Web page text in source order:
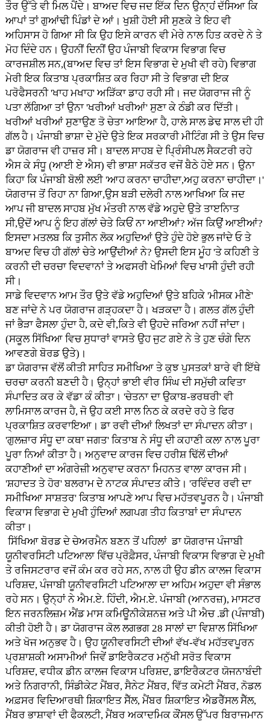
ਤੌਰ ਉੱਤੇ ਵੀ ਮਿਲ ਪੈਂਦੇ। ਬਾਅਦ ਵਿਚ ਜਦ ਇੱਕ ਦਿਨ ਉਨਾ੍ਹਂ ਦੱਸਿਆ ਕਿ
ਆਪਾਂ ਤਾਂ ਗੁਆਂਢੀ ਪਿੰਡਾਂ ਦੇ ਆਂ। ਖੁਸ਼ੀ ਹੋਈ ਸੀ ਸੁਣਕੇ ਤੇ ਇਹ ਵੀ
ਅਹਿਸਾਸ ਹੋ ਗਿਆ ਸੀ ਕਿ ਉਹ ਇਸੇ ਕਾਰਨ ਵੀ ਮੇਰੇ ਨਾਲ ਹਿਤ ਕਰਦੇ ਨੇ ਤੇ
ਮੋਹ ਦਿੰਦੇ ਹਨ। ਉਹਨੀਂ ਦਿਨੀਂ ਉਹ ਪੰਜਾਬੀ ਵਿਕਾਸ ਵਿਭਾਗ ਵਿਚ
ਕਾਰਜਸ਼ੀਲ ਸਨ,(ਬਾਅਦ ਵਿਚ ਤਾਂ ਇਸ ਵਿਭਾਗ ਦੇ ਮੁਖੀ ਵੀ ਰਹੇ) ਵਿਭਾਗ
ਮੇਰੀ ਇਕ ਕਿਤਾਬ ਪ੍ਰਕਾਸ਼ਿਤ ਕਰ ਰਿਹਾ ਸੀ ਤੇ ਵਿਭਾਗ ਦੀ ਇਕ
ਪਰੋਫੈਸਰਨੀ 'ਖਾਹ ਮਖਾਹ' ਅੜਿੱਕਾ ਡਾਹ ਰਹੀ ਸੀ। ਜਦ ਯੋਗਰਾਜ ਜੀ ਨੂੰ
ਪਤਾ ਲੱਗਿਆ ਤਾਂ ਉਨਾ 'ਖਰੀਆਂ ਖਰੀਆਂ' ਸੁਣਾ ਕੇ ਠੰਡੀ ਕਰ ਦਿੱਤੀ।
ਖਰੀਆਂ ਖਰੀਆਂ ਸੁਣਾਉਣ ਤੋ ਚੇਤਾ ਆਇਆ ਹੈ, ਹਾਲੇ ਸਾਲ ਡੇਢ ਸਾਲ ਦੀ ਹੀ
ਗੱਲ ਹੈ। ਪੰਜਾਬੀ ਭਾਸ਼ਾ ਦੇ ਮੁੱਦੇ ਉਤੇ ਇਕ ਸਰਕਾਰੀ ਮੀਟਿੰਗ ਸੀ ਤੇ ਉਸ ਵਿਚ
ਡਾ ਯੋਗਰਾਜ ਵੀ ਹਾਜ਼ਰ ਸੀ। ਬਾਦਲ ਸਾਹਬ ਦੇ ਪ੍ਰਿੰਸੀਪਲ ਸੈਕਟਰੀ ਰਹੇ
ਐਸ ਕੇ ਸੰਧੂ (ਆਈ ਏ ਐਸ) ਵੀ ਭਾਸ਼ਾ ਸਕੱਤਰ ਵਜੋਂ ਬੈਠੇ ਹੋਏ ਸਨ। ਉਨਾ
ਕਿਹਾ ਕਿ ਪੰਜਾਬੀ ਬੋਲੀ ਲਈ 'ਆਹ ਕਰਨਾ ਚਾਹੀਦਾ,ਅਹੁ ਕਰਨਾ ਚਾਹੀਦਾ।'
ਯੋਗਰਾਜ ਤੋਂ ਰਿਹਾ ਨਾ ਗਿਆ,ਉਸ ਬੜੀ ਦਲੇਰੀ ਨਾਲ ਆਖਿਆ ਕਿ ਜਦ
ਆਪ ਜੀ ਬਾਦਲ ਸਾਹਬ ਮੁੱਖ ਮੰਤਰੀ ਨਾਲ ਵੱਡੇ ਅਹੁਦੇ ਉਤੇ ਤਾੲਨਿਾਤ
ਸੀ,ਉਦੋਂ ਆਪ ਨੂੰ ਇਹ ਗੱਲਾਂ ਚੇਤੇ ਕਿਓਂ ਨਾ ਆਈਆਂ? ਅੱਜ ਕਿਉਂ ਆਈਆਂ?
ਇਸਦਾ ਮਤਲਬ ਕਿ ਤੁਸੀਨ ਲੋਕ ਅਹੁਦਿਆਂ ਉਤੇ ਹੁੰਦੇ ਹੋਏ ਭੁਲ ਜਾਂਦੇ ਓ ਤੇ
ਬਾਅਦ ਵਿਚ ਹੀ ਗੱਲਾਂ ਚੇਤੇ ਆਉਂਦੀਆਂ ਨੇ? ਉਸਦੀ ਇਸ ਮੂੰਹ 'ਤੇ ਕਹਿਣੀ ਤੇ
ਕਰਨੀ ਦੀ ਚਰਚਾ ਵਿਦਵਾਨਾਂ ਤੇ ਅਫਸਰੀ ਖੇਮਿਆਂ ਵਿਚ ਖਾਸੀ ਹੁੰਦੀ ਰਹੀ
ਸੀ।
ਸਾਡੇ ਵਿਦਵਾਨ ਆਮ ਤੌਰ ਉਤੇ ਵੱਡੇ ਅਹੁਦਿਆਂ ਉਤੇ ਬਹਿਕੇ 'ਮੀਸਕ ਮੀਣੇ'
ਬਣ ਜਾਂਦੇ ਨੇ ਪਰ ਯੋਗਰਾਜ ਗੜ੍ਹਕਦਾ ਹੈ। ਖੜਕਦਾ ਹੈ। ਗਲਤ ਗੱਲ ਹੁੰਦੀ
ਜਾਂ ਭੈੜਾ ਫੈਸਲਾ ਹੁੰਦਾ ਹੈ, ਕਦੇ ਵੀ,ਕਿਤੇ ਵੀ ਉਹਦੇ ਜਰਿਆ ਨਹੀਂ ਜਾਂਦਾ।
(ਸਕੂਲ ਸਿੱਖਿਆ ਵਿਚ ਸੁਧਾਰਾਂ ਵਾਸਤੇ ਉਹ ਜੁਟ ਗਏ ਨੇ ਤੇ ਹੁਣ ਚੰਗੇ ਦਿਨ
ਆਵਣਗੇ ਬੋਰਡ ਉਤੇ)।
ਡਾ ਯੋਗਰਾਜ ਵੱਲੋਂ ਕੀਤੀ ਸਾਹਿਤ ਸਮੀਖਿਆ ਤੇ ਕੁਝ ਪੁਸਤਕਾਂ ਬਾਰੇ ਵੀ ਇੱਥੇ
ਚਰਚਾ ਕਰਨੀ ਬਣਦੀ ਹੈ। ਉਨ੍ਹਾਂ ਭਾਈ ਵੀਰ ਸਿੰਘ ਦੀ ਸਮੁੱਚੀ ਕਵਿਤਾ
ਸੰਪਾਦਿਤ ਕਰ ਕੇ ਵੱਡਾ ਕੰ ਕੀਤਾ। 'ਚੇਤਨਾ ਦਾ ਉਕਾਬ-ਭਰਥਰੀ' ਵੀ
ਲਾਮਿਸਾਲ ਕਾਰਜ ਹੈ, ਜੋ ਉਹ ਕਈ ਸਾਲ ਨਿਠ ਕੇ ਕਰਦੇ ਰਹੇ ਤੇ ਫਿਰ
ਪ੍ਰਕਾਸ਼ਿਤ ਕਰਵਾਇਆ। ਡਾ ਰਵੀ ਦੀਆਂ ਲਿਖਤਾਂ ਦਾ ਸੰਪਾਦਨ ਕੀਤਾ।
'ਗੁਲਜ਼ਾਰ ਸੰਧੂ ਦਾ ਕਥਾ ਜਗਤ' ਕਿਤਾਬ ਨੇ ਸੰਧੂ ਦੀ ਕਹਾਣੀ ਕਲਾ ਨਾਲ ਪੂਰਾ
ਪੂਰਾ ਨਿਆਂ ਕੀਤਾ ਹੈ। ਅਨੁਵਾਦ ਕਾਰਜ ਵਿਚ ਹਰੀਸ਼ ਢਿੱਲੋਂ ਦੀਆਂ
ਕਹਾਣੀਆਂ ਦਾ ਅੰਗਰੇਜ਼ੀ ਅਨੁਵਾਦ ਕਰਨਾ ਮਿਹਨਤ ਵਾਲਾ ਕਾਰਜ ਸੀ।
'ਸ਼ਹਾਦਤ ਤੇ ਹੋਰ' ਬਲਰਾਮ ਦੇ ਨਾਟਕ ਸੰਪਾਦਤ ਕੀਤੇ। 'ਰਵਿੰਦਰ ਰਵੀ ਦਾ
ਸਮੀਖਿਆ ਸਾਸ਼ਤਰ' ਕਿਤਾਬ ਆਪਣੇ ਆਪ ਵਿਚ ਮਹੱਤਵਪੂਰਨ ਹੈ। ਪੰਜਾਬੀ
ਵਿਕਾਸ ਵਿਭਾਗ ਦੇ ਮੁਖੀ ਹੁੰਦਿਆਂ ਲਗਪਗ ਤੀਹ ਕਿਤਾਬਾਂ ਦਾ ਸੰਪਾਦਨ
ਕੀਤਾ।
ਸਿੱਖਿਆ ਬੋਰਡ ਦੇ ਚੇਅਰਮੈਨ ਬਣਨ ਤੋਂ ਪਹਿਲਾਂ ਡਾ ਯੋਗਰਾਜ ਪੰਜਾਬੀ
ਯੂਨੀਵਰਸਿਟੀ ਪਟਿਆਲਾ ਵਿੱਚ ਪ੍ਰੋਫ਼ੈਸਰ, ਪੰਜਾਬੀ ਵਿਕਾਸ ਵਿਭਾਗ ਦੇ ਮੁਖੀ
ਤੇ ਰਜਿਸਟਰਾਰ ਵਜੋਂ ਕੰਮ ਕਰ ਰਹੇ ਸਨ, ਨਾਲ ਹੀ ਉਹ ਡੀਨ ਕਾਲਜ ਵਿਕਾਸ
ਪਰਿਸ਼ਦ, ਪੰਜਾਬੀ ਯੂਨੀਵਰਸਿਟੀ ਪਟਿਆਲਾ ਦਾ ਅਹਿਮ ਅਹੁਦਾ ਵੀ ਸੰਭਾਲ
ਰਹੇ ਸਨ। ਉਨ੍ਹਾਂ ਨੇ ਐਮ.ਏ. ਹਿੰਦੀ, ਐਮ.ਏ. ਪੰਜਾਬੀ (ਆਨਰਜ਼), ਮਾਸਟਰ
ਇਨ ਜਰਨਲਿਜ਼ਮ ਐਂਡ ਮਾਸ ਕਮਿਊਨੀਕੇਸ਼ਨਜ਼ ਅਤੇ ਪੀ ਐਚ .ਡੀ (ਪੰਜਾਬੀ)
ਕੀਤੀ ਹੋਈ ਹੈ। ਡਾ ਯੋਗਰਾਜ ਕੋਲ ਲਗਭਗ 28 ਸਾਲਾਂ ਦਾ ਵਿਸ਼ਾਲ ਸਿੱਖਿਆ
ਅਤੇ ਖੋਜ ਅਨੁਭਵ ਹੈ। ਉਹ ਯੂਨੀਵਰਸਿਟੀ ਦੀਆਂ ਵੱਖ-ਵੱਖ ਮਹੱਤਵਪੂਰਨ
ਪ੍ਰਸ਼ਾਸ਼ਕੀ ਅਸਾਮੀਆਂ ਜਿਵੇਂ ਡਾਇਰੈਕਟਰ ਮਨੁੱਖੀ ਸਰੋਤ ਵਿਕਾਸ
ਪਰਿਸ਼ਦ, ਵਧੀਕ ਡੀਨ ਕਾਲਜ ਵਿਕਾਸ ਪਰਿਸ਼ਦ, ਡਾਇਰੈਕਟਰ ਯੋਜਨਾਬੰਦੀ
ਅਤੇ ਨਿਗਰਾਨੀ, ਸਿੰਡੀਕੇਟ ਮੈਂਬਰ, ਸੈਨੇਟ ਮੈਂਬਰ, ਵਿੱਤ ਕਮੇਟੀ ਮੈਂਬਰ, ਨੋਡਲ
ਅਫ਼ਸਰ ਵਿਦਿਆਰਥੀ ਸ਼ਿਕਾਇਤ ਸੈੱਲ, ਮੈਂਬਰ ਸ਼ਿਕਾਇਤ ਐਡਰੈੱਸਲ ਸੈੱਲ,
ਮੈਂਬਰ ਭਾਸ਼ਾਵਾਂ ਦੀ ਫੈਕਲਟੀ, ਮੈਂਬਰ ਅਕਾਦਮਿਕ ਕੌਂਸਲ ਉੱਪਰ ਬਿਰਾਜਮਾਨ